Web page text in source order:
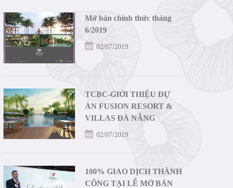
Mở bán chính thức tháng
6/2019
02/07/2019
TCBC-GIỚI THIỆU DỰ
ÁN FUSION RESORT &
VILLAS ĐÀ NẴNG
02/07/2019
100% GIAO DỊCH THÀNH
CÔNG TẠI LỄ MỞ BÁN